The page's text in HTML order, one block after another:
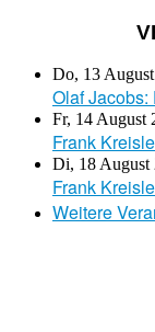
Do, 13
Olaf
Fr, 14 August
Frank
Di, 18 August
Frank
Weitere